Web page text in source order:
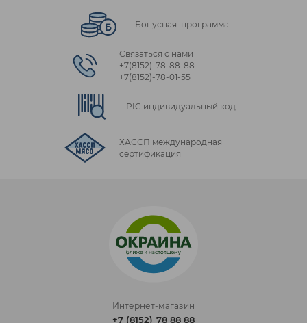
Бонусная программа
Связаться с нами
+7(8152)‑78‑88‑88
+7(8152)‑78‑01‑55
PIC индивидуальный код
ХАССП международная
сертификация
Интернет-магазин
+7 (8152) 78 88 88